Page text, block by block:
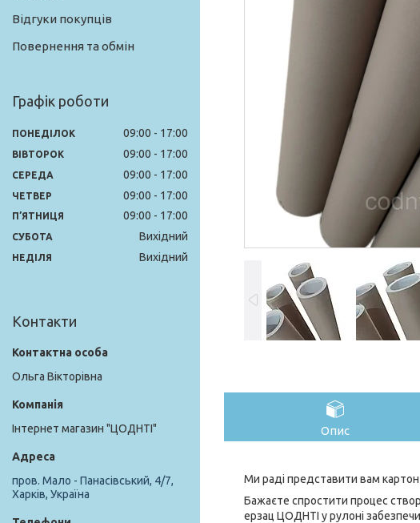
Опис
Ми раді представити вам
Бажаєте спростити процес
ерзац ЦОДНТІ у рулоні
Відгуки покупців
Повернення та обмін
Графік роботи
ПОНЕДІЛОК 09:00 17:00
ВІВТОРОК 09:00 17:00
СЕРЕДА 09:00 17:00
ЧЕТВЕР 09:00 17:00
ПʼЯТНИЦЯ 09:00 17:00
СУБОТА Вихідний
НЕДІЛЯ Вихідний
Контакти
Ольга Вікторівна
Інтернет магазин "ЦОДНТІ"
пров. Мало - Панасівський, 4/7,
Харків, Україна